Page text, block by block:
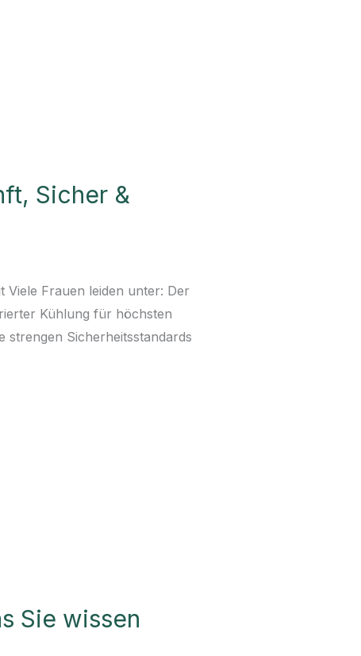
Sicher &
Frauen leiden unter: Der
Kühlung für höchsten
strengen Sicherheitsstandards
Sie wissen